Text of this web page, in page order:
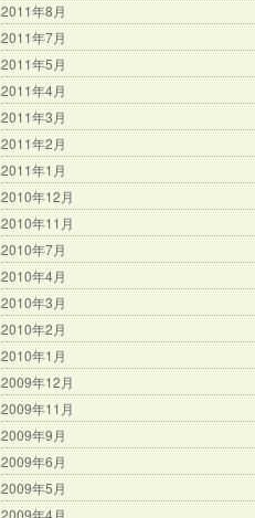
2011年8月
2011年7月
2011年5月
2011年4月
2011年3月
2011年2月
2011年1月
2010年12月
2010年11月
2010年7月
2010年4月
2010年3月
2010年2月
2010年1月
2009年12月
2009年11月
2009年9月
2009年6月
2009年5月
2009年4月